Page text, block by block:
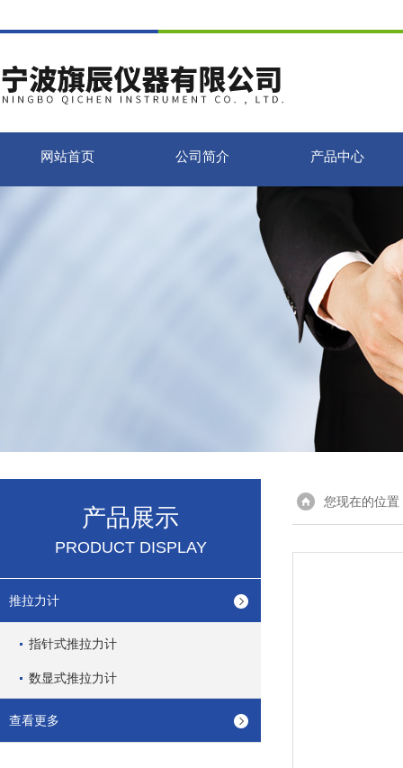
网站首页 公司简介 产品中心
产品展示
PRODUCT DISPLAY
推拉力计
指针式推拉力计
数显式推拉力计
查看更多
您现在的位置